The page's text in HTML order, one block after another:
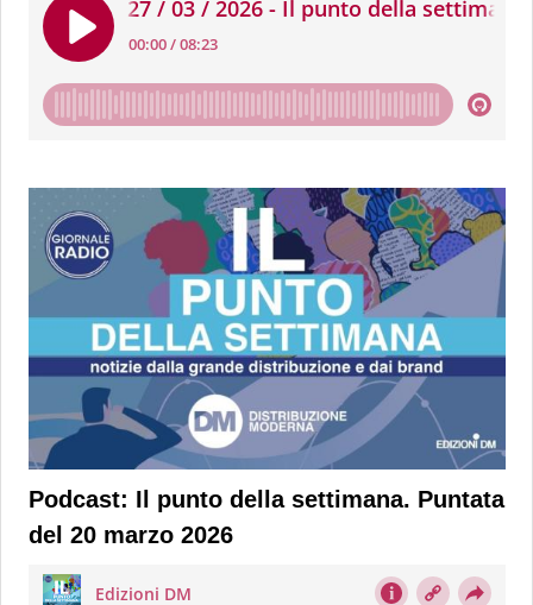
Podcast: Il punto della settimana. Puntata
del 20 marzo 2026